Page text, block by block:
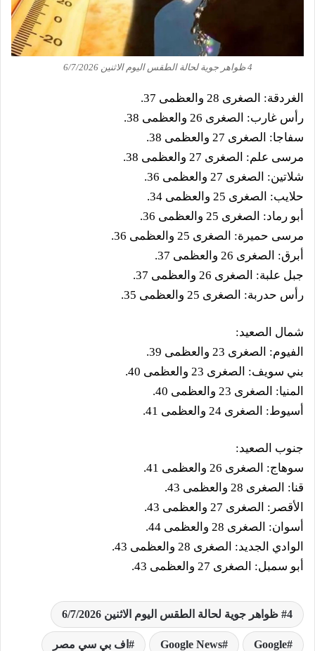
4 ظواهر جوية لحالة الطقس اليوم الاثنين 6/7/2026
الغردقة: الصغرى 28 والعظمى 37.
رأس غارب: الصغرى 26 والعظمى 38.
سفاجا: الصغرى 27 والعظمى 38.
مرسى علم: الصغرى 27 والعظمى 38.
شلاتين: الصغرى 27 والعظمى 36.
حلايب: الصغرى 25 والعظمى 34.
أبو رماد: الصغرى 25 والعظمى 36.
مرسى حميرة: الصغرى 25 والعظمى 36.
أبرق: الصغرى 26 والعظمى 37.
جبل علبة: الصغرى 26 والعظمى 37.
رأس حدربة: الصغرى 25 والعظمى 35.
شمال الصعيد:
الفيوم: الصغرى 23 والعظمى 39.
بني سويف: الصغرى 23 والعظمى 40.
المنيا: الصغرى 23 والعظمى 40.
أسيوط: الصغرى 24 والعظمى 41.
جنوب الصعيد:
سوهاج: الصغرى 26 والعظمى 41.
قنا: الصغرى 28 والعظمى 43.
الأقصر: الصغرى 27 والعظمى 43.
أسوان: الصغرى 28 والعظمى 44.
الوادي الجديد: الصغرى 28 والعظمى 43.
أبو سمبل: الصغرى 27 والعظمى 43.
4 ظواهر جوية لحالة الطقس اليوم الاثنين 6/7/2026
Google
Google News اف بي سي مصر